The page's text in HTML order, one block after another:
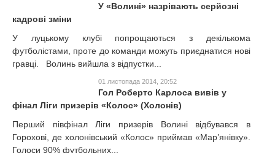
У «Волині» назрівають серйозні
кадрові зміни
У луцькому клубі попрощаються з декількома
футболістами, проте до команди можуть приєднатися нові
гравці. Волинь вийшла з відпустки...
01 листопада 2014, 20:52
Гол Роберто Карлоса вивів у
фінал Ліги призерів «Колос» (Холонів)
Перший півфінал Ліги призерів Волині відбувався в
Горохові, де холонівський «Колос» приймав «Мар’янівку».
Голоси 90% футбольних...